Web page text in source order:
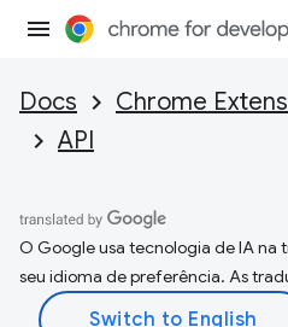
Docs Chrome
API
O Google usa tecnologia de IA na
seu idioma de preferência. As